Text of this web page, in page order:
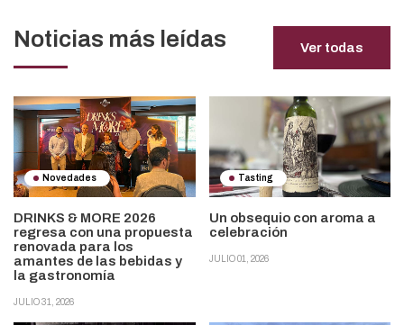
Noticias más leídas Ver todas
Novedades
DRINKS & MORE 2026
regresa con una propuesta
renovada para los
amantes de las bebidas y
la gastronomía
JULIO 31, 2026
Tasting
Un obsequio con aroma a
celebración
JULIO 01, 2026